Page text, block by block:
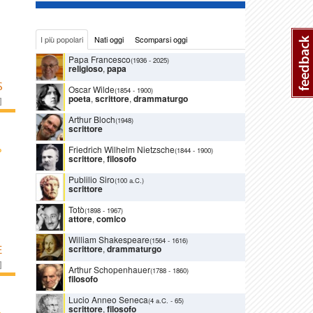
]
]
I più popolari Nati oggi Scomparsi oggi
Papa Francesco(1936 - 2025)
religioso, papa
Oscar Wilde(1854 - 1900)
poeta, scrittore, drammaturgo
Arthur Bloch(1948)
scrittore
Friedrich Wilhelm Nietzsche(1844 - 1900)
scrittore, filosofo
Publilio Siro(100 a.C.)
scrittore
Totò(1898 - 1967)
attore, comico
William Shakespeare(1564 - 1616)
scrittore, drammaturgo
Arthur Schopenhauer(1788 - 1860)
filosofo
Lucio Anneo Seneca(4 a.C. - 65)
scrittore, filosofo